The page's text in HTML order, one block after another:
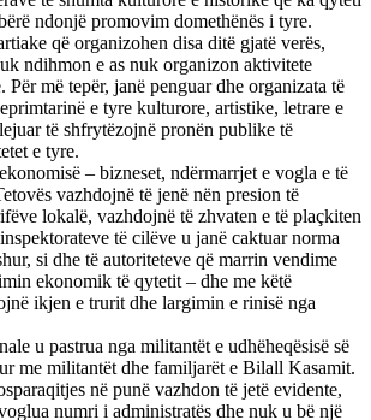
ndonjë promovim domethënës i tyre.
që organizohen disa ditë gjatë verës,
ndihmon e as nuk organizon aktivitete
më tepër, janë penguar dhe organizata të
e tyre kulturore, artistike, letrare e
të shfrytëzojnë pronën publike të
e tyre.
– bizneset, ndërmarrjet e vogla e të
vazhdojnë të jenë nën presion të
lokalë, vazhdojnë të zhvaten e të plaçkiten
të cilëve u janë caktuar norma
si dhe të autoriteteve që marrin vendime
ekonomik të qytetit – dhe me këtë
ikjen e trurit dhe largimin e rinisë nga
u pastrua nga militantët e udhëheqësisë së
me militantët dhe familjarët e Bilall Kasamit.
në punë vazhdon të jetë evidente,
numri i administratës dhe nuk u bë një